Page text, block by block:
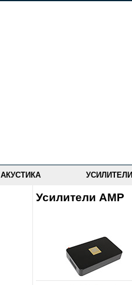
АКУСТИКА УСИЛИТЕЛИ
Усилители AMP